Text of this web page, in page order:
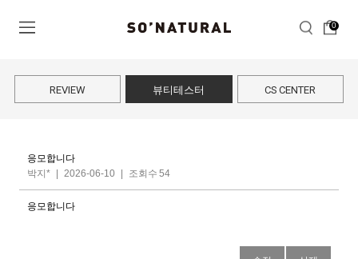
0
REVIEW 뷰티테스터 CS CENTER
응모합니다
박지*
2026-06-10 조회수 54
응모합니다